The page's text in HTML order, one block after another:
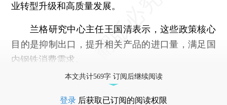
业转型升级和高质量发展。
兰格研究中心主任王国清表示，这些政策核心
目的是抑制出口，提升相关产品的进口量，满足国
内钢铁消费需求。
本文共计569字 订阅后继续阅读
登录 后获取已订阅的阅读权限